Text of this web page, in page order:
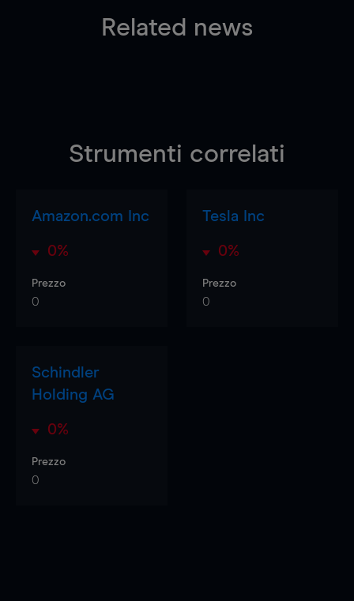
Related news
Strumenti correlati
Amazon.com Inc
0%
Prezzo
0
Tesla Inc
0%
Prezzo
0
Schindler
Holding AG
0%
Prezzo
0